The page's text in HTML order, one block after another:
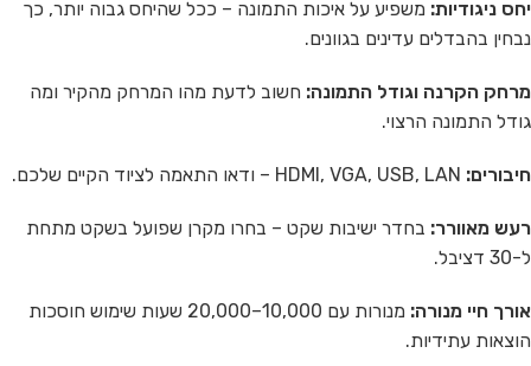
יחס ניגודיות: משפיע על איכות התמונה – ככל שהיחס גבוה יותר, כך
נבחין בהבדלים עדינים בגוונים.
מרחק הקרנה וגודל התמונה: חשוב לדעת מהו המרחק מהקיר ומה
גודל התמונה הרצוי.
חיבורים:
רעש מאוורר: בחדר ישיבות שקט – בחרו מקרן שפועל בשקט מתחת
ל-30 דציבל.
אורך חיי מנורה:
מנורות עם 10,000–20,000 שעות שימוש חוסכות
הוצאות עתידיות.